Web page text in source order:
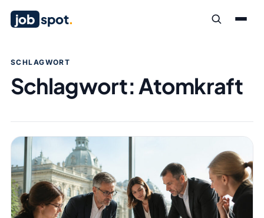
job spot.
SCHLAGWORT
Schlagwort:Atomkraft